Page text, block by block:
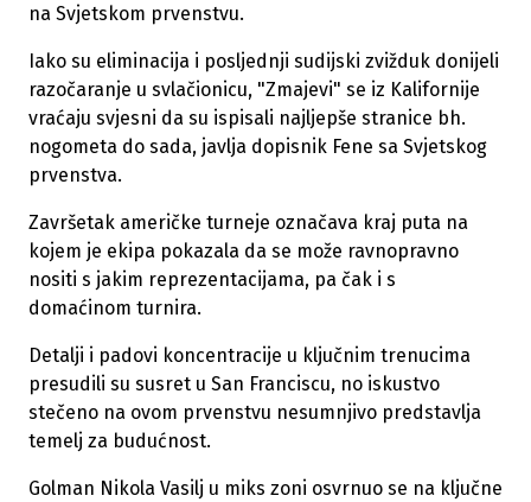
na Svjetskom prvenstvu.
Iako su eliminacija i posljednji sudijski zvižduk donijeli
razočaranje u svlačionicu, "Zmajevi" se iz Kalifornije
vraćaju svjesni da su ispisali najljepše stranice bh.
nogometa do sada, javlja dopisnik Fene sa Svjetskog
prvenstva.
Završetak američke turneje označava kraj puta na
kojem je ekipa pokazala da se može ravnopravno
nositi s jakim reprezentacijama, pa čak i s
domaćinom turnira.
Detalji i padovi koncentracije u ključnim trenucima
presudili su susret u San Franciscu, no iskustvo
stečeno na ovom prvenstvu nesumnjivo predstavlja
temelj za budućnost.
Golman Nikola Vasilj u miks zoni osvrnuo se na ključne